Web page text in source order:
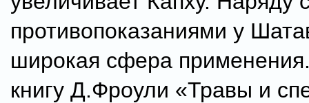
противопоказаниями у
широкая сфера
книгу Д.Фроули «Травы и